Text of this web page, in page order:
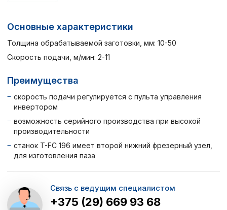
Основные характеристики
Толщина обрабатываемой заготовки, мм: 10-50
Скорость подачи, м/мин: 2-11
Преимущества
скорость подачи регулируется с пульта управления
инвертором
возможность серийного производства при высокой
производительности
станок T-FC 196 имеет второй нижний фрезерный узел,
для изготовления паза
Связь с ведущим специалистом
+375 (29) 669 93 68